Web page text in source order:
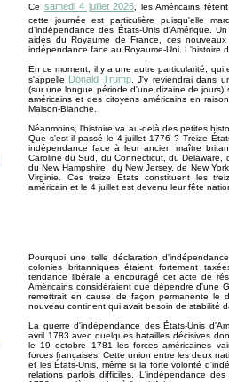
Ce samedi 4 juillet 2026, les Américains
cette journée est particulière puisqu'elle
d'indépendance des États-Unis d'Amérique.
aidés du Royaume de France, ces
indépendance face au Royaume-Uni. L'histoire
En ce moment, il y a une autre particularité,
s'appelle Donald Trump . J'y reviendrai dans
(sur une longue période d'une dizaine de
américains et des citoyens américains en
Maison-Blanche.
Néanmoins, l'histoire va au-delà des petites
Que s'est-il passé le 4 juillet 1776 ? Treize
indépendance face à leur ancien maître
Caroline du Sud, du Connecticut, du
du New Hampshire, du New Jersey, de New
Virginie. Ces treize États constituent les
américain et le 4 juillet est devenu leur fête
Pourquoi une telle déclaration
colonies britanniques étaient fortement
tendance libérale a encouragé cet acte de
Américains considéraient que dépendre d'une
remettrait en cause de façon permanente le
nouveau continent qui avait besoin de stabilité
La guerre d'indépendance des États-Unis
avril 1783 avec quelques batailles décisives
le 19 octobre 1781 les forces américaines
forces françaises. Cette union entre les deux
et les États-Unis, même si la forte volonté
relations parfois difficiles. L'indépendance